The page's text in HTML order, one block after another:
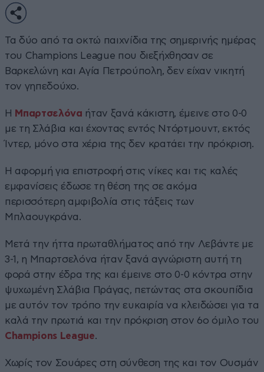
Τα δύο από τα οκτώ παιχνίδια της σημερινής ημέρας
του Champions League που διεξήχθησαν σε
Βαρκελώνη και Αγία Πετρούπολη, δεν είχαν νικητή
τον γηπεδούχο.
Η Μπαρτσελόνα ήταν ξανά κάκιστη, έμεινε στο 0-0
με τη Σλάβια και έχοντας εντός Ντόρτμουντ, εκτός
Ίντερ, μόνο στα χέρια της δεν κρατάει την πρόκριση.
Η αφορμή για επιστροφή στις νίκες και τις καλές
εμφανίσεις έδωσε τη θέση της σε ακόμα
περισσότερη αμφιβολία στις τάξεις των
Μπλαουγκράνα.
Μετά την ήττα πρωταθλήματος από την Λεβάντε με
3-1, η Μπαρτσελόνα ήταν ξανά αγνώριστη αυτή τη
φορά στην έδρα της και έμεινε στο 0-0 κόντρα στην
ψυχωμένη Σλάβια Πράγας, πετώντας στα σκουπίδια
με αυτόν τον τρόπο την ευκαιρία να κλειδώσει για τα
καλά την πρωτιά και την πρόκριση στον 6ο όμιλο του
Champions League.
Χωρίς τον Σουάρες στη σύνθεση της και τον Ουσμάν